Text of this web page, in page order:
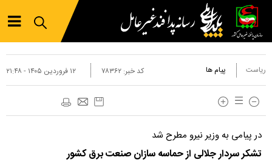
ریاست پیام ها ۱۲ فروردين ۱۴۰۵ - ۲۱:۴۸ کد خبر:۷۸۳۶۲
در پیامی به وزیر نیرو مطرح شد
تشکر سردار جلالی از حماسه سازان صنعت برق کشور